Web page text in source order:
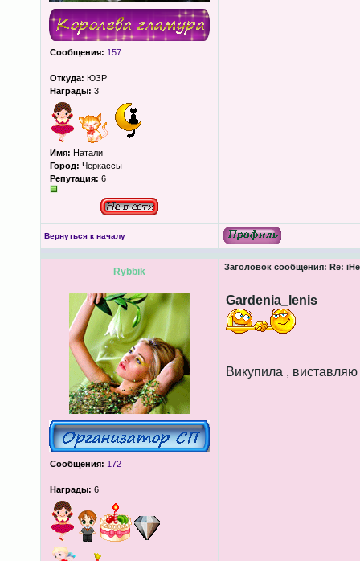
Сообщения: 157
Откуда: ЮЗР
Награды: 3
Имя: Натали
Город: Черкассы
Репутация: 6
Вернуться к началу
Rybbik Заголовок сообщения: Re:
Сообщения: 172
Награды: 6
Gardenia_lenis
Викупила ,